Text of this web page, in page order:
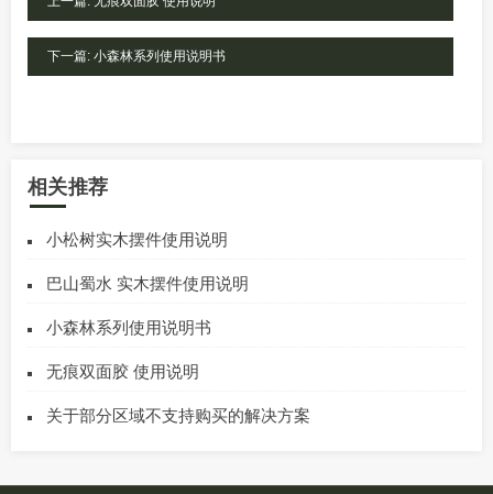
下一篇: 小森林系列使用说明书
相关推荐
小松树实木摆件使用说明
巴山蜀水 实木摆件使用说明
小森林系列使用说明书
无痕双面胶 使用说明
关于部分区域不支持购买的解决方案